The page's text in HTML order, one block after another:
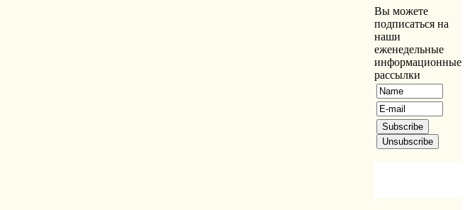
Вы можете
подписаться на
наши
еженедельные
информационные
рассылки